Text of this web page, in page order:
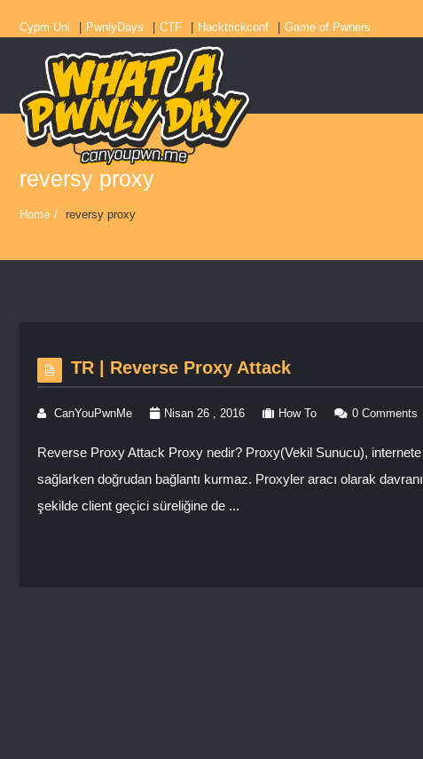
Cypm Uni PwnlyDays CTF Hacktrickconf Game of Pwners
reversy proxy
Home / reversy proxy
TR | Reverse Proxy Attack
CanYouPwnMe Nisan 26 , 2016 How To 0 Comments
Reverse Proxy Attack Proxy nedir? Proxy(Vekil Sunucu),
sağlarken doğrudan bağlantı kurmaz. Proxyler aracı olarak
şekilde client geçici süreliğine de ...